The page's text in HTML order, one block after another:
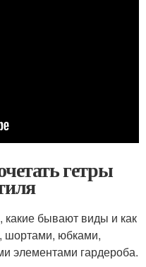
гетры
какие бывают виды и как
шортами, юбками,
элементами гардероба.